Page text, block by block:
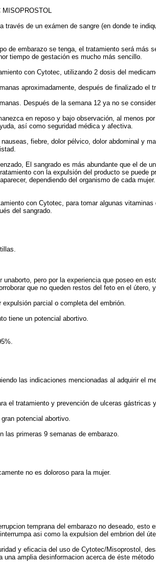
MISOPROSTOL
de un exámen de sangre (en donde te
de embarazo se tenga, el tratamiento será más
tiempo de gestación es mucho más sencillo.
con Cytotec, utilizando 2 dosis del
aproximadamente, después de finalizado el
Después de la semana 12 ya no se
en reposo y bajo observación, al menos
así como seguridad médica y afectiva.
fiebre, dolor pélvico, dolor abdominal y
El sangrado es más abundante que el de
con la expulsión del producto se puede
dependiendo del organismo de cada
con Cytotec, para tomar algunas
del sangrado.
pero por la experiencia que poseo en
que no queden restos del feto en el útero,
parcial o completa del embrión.
tiene un potencial abortivo.
las indicaciones mencionadas al adquirir el
el tratamiento y prevención de ulceras gástricas
potencial abortivo.
las primeras 9 semanas de embarazo.
no es doloroso para la mujer.
temprana del embarazo no deseado, esto
asi como la expulsion del embrion del
y eficacia del uso de Cytotec/Misoprostol,
amplia desinformacion acerca de éste